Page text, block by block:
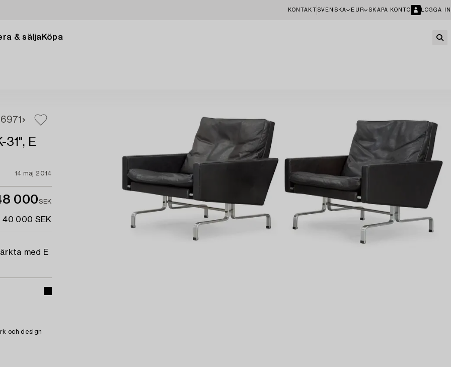
KONTAKT SVENSKA EUR SKAPA KONTO LOGGA IN
& sälja Köpa
6971
31", E
14 maj 2014
000SEK
40 000 SEK
med E
och design